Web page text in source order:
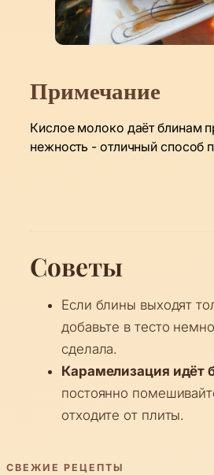
Примечание
Кислое молоко даёт блинам
нежность - отличный способ
Советы
Если блины выходят
добавьте в тесто
сделала.
Карамелизация идёт
постоянно
отходите от плиты.
СВЕЖИЕ РЕЦЕПТЫ